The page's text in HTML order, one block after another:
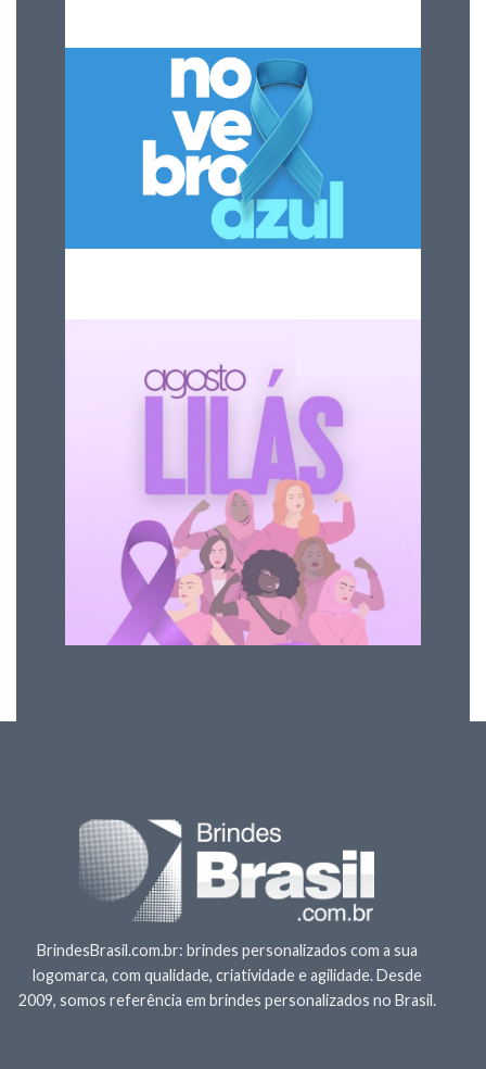
BrindesBrasil.com.br: brindes personalizados com a sua
logomarca, com qualidade, criatividade e agilidade. Desde
2009, somos referência em brindes personalizados no Brasil.